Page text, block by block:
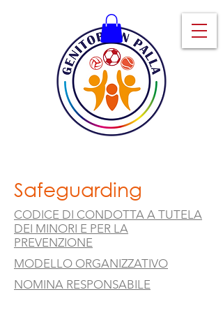
Safeguarding
CODICE DI CONDOTTA A TUTELA
DEI MINORI E PER LA
PREVENZIONE
MODELLO ORGANIZZATIVO
NOMINA RESPONSABILE